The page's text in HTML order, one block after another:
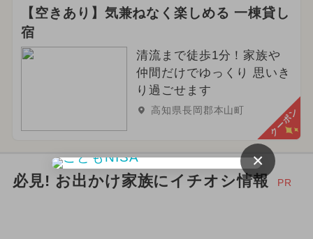
【空きあり】気兼ねなく楽しめる 一棟貸し
宿
清流まで徒歩1分！家族や
仲間だけでゆっくり 思いき
り過ごせます
高知県長岡郡本山町 クーポン
必見! お出かけ家族にイチオシ情報 PR
×